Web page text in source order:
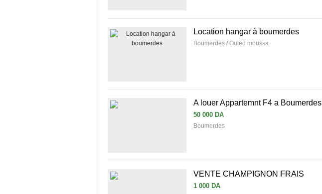
Location hangar à boumerdes
Boumerdes / Ouled moussa
A louer Appartemnt F4 a Boumerdes
50 000 DA
Boumerdes
VENTE CHAMPIGNON FRAIS
1 000 DA